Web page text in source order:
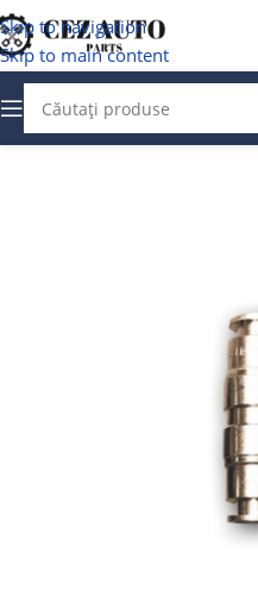
Skip to navigation
Skip to main content